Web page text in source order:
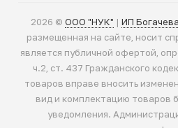
2026 © ООО "НУК" | ИП
размещенная на сайте, носит
является публичной офертой,
ч.2, ст. 437 Гражданского
товаров вправе вносить
вид и комплектацию товаров
уведомления.